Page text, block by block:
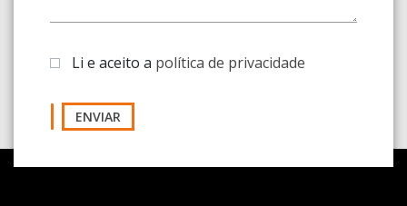
Li e aceito a política de privacidade
ENVIAR